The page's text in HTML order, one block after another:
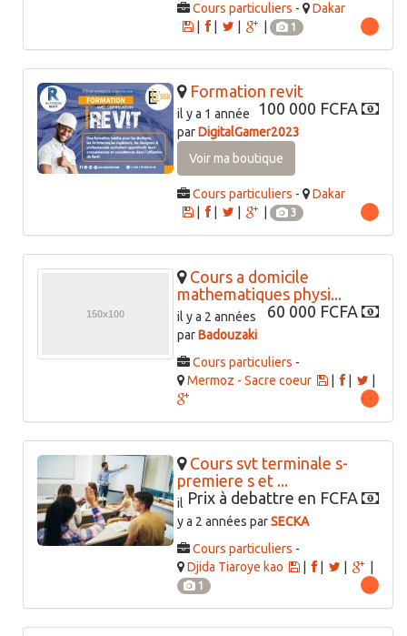
Cours particuliers -
Dakar
|
1
Formation revit
100 000 FCFA
il y a 1 année
parDigitalGamer2023
Voir ma boutique
Cours particuliers -
Dakar
|
3
Cours a domicile
mathematiques physi...
60 000 FCFA
il y a 2 années
parBadouzaki
Cours particuliers -
Mermoz - Sacre coeur
|
Cours svt terminale s-
premiere s et ...
Prix à debattre en FCFA
il
y a 2 années parSECKA
Cours particuliers -
Djida Tiaroye kao
|
1